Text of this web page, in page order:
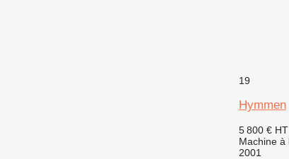
19
Hymmen
5 800 € HT
Machine à
2001